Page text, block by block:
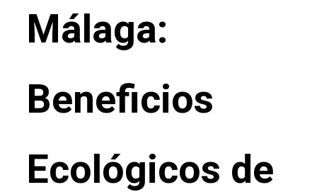
Málaga:
Beneficios
Ecológicos de